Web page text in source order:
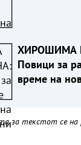
ХИРОШИМА
Повици за
време на
за текстот се на